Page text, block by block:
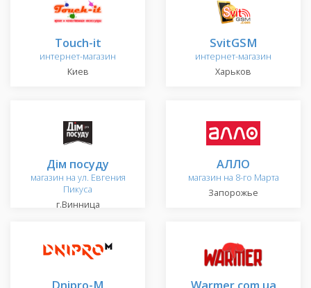
Touch-it
интернет-магазин
Киев
SvitGSM
интернет-магазин
Харьков
Дім посуду
магазин на ул. Евгения
Пикуса
г.Винница
АЛЛО
магазин на 8-го Марта
Запорожье